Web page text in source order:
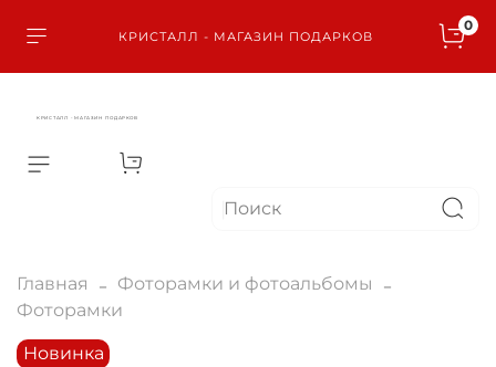
КРИСТАЛЛ - МАГАЗИН ПОДАРКОВ
0
КРИСТАЛЛ - МАГАЗИН ПОДАРКОВ
Главная
Фоторамки и фотоальбомы
Фоторамки
Новинка